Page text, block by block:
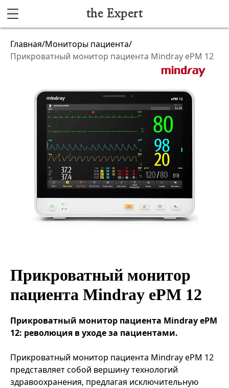
the Expert
Акушерство и гинекология
Гибкая эндоскопия
Лучевая диагностика
Ультразвуковая диагностика
Офтальмологическое оборудование
Главная/Мониторы пациента/
Прикроватный монитор пациента Mindray ePM 12
Прикроватный монитор
пациента Mindray ePM 12
Прикроватный монитор пациента Mindray ePM
12: революция в уходе за пациентами.
Прикроватный монитор пациента Mindray ePM 12
представляет собой вершину технологий
здравоохранения, предлагая исключительную